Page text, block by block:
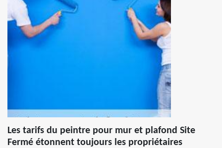
Les tarifs du peintre pour mur et plafond Site
Fermé étonnent toujours les propriétaires